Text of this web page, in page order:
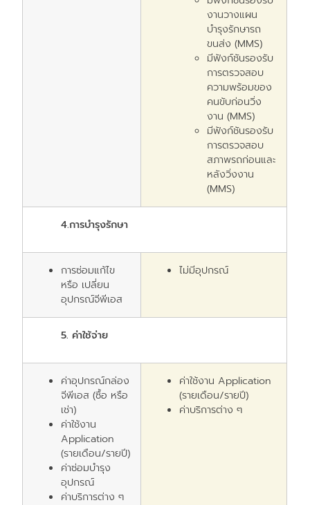
งานวางแผน
บำรุงรักษารถ
ขนส่ง (MMS)
มีฟังก์ชันรองรับ
การตรวจสอบ
ความพร้อมของ
คนขับก่อนวิ่ง
งาน (MMS)
มีฟังก์ชันรองรับ
การตรวจสอบ
สภาพรถก่อนและ
หลังวิ่งงาน
(MMS)
4.การบำรุงรักษา
การซ่อมแก้ไข
หรือ เปลี่ยน
อุปกรณ์จีพีเอส
ไม่มีอุปกรณ์
5.ค่าใช้จ่าย
ค่าอุปกรณ์กล่อง
จีพีเอส (ซื้อ หรือ
เช่า)
ค่าใช้งาน
Application
(รายเดือน/รายปี)
ค่าซ่อมบำรุง
อุปกรณ์
ค่าบริการต่าง ๆ
ค่าใช้งาน Application
(รายเดือน/รายปี)
ค่าบริการต่าง ๆ